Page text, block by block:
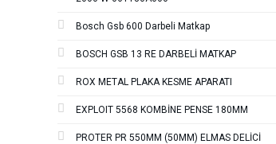
Bosch Gsb 600 Darbeli Matkap
BOSCH GSB 13 RE DARBELİ MATKAP
ROX METAL PLAKA KESME APARATI
EXPLOIT 5568 KOMBİNE PENSE 180MM
PROTER PR 550MM (50MM) ELMAS DELİCİ